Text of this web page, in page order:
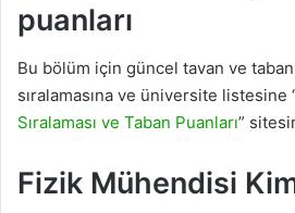
puanları
Bu bölüm için güncel tavan ve taban
sıralamasına ve üniversite listesine
Sıralaması ve Taban Puanları”
Fizik Mühendisi